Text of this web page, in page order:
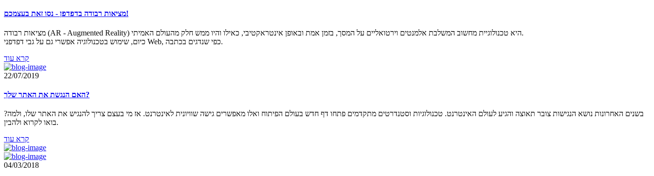
מציאות רבודה בדפדפן - נסו זאת בעצמכם!
מציאות רבודה (AR - Augmented Reality) היא טכנולוגיית מחשוב המשלבת אלמנטים וירטואליים על המסך, בזמן אמת ובאופן אינטראקטיבי, כאילו והיו ממש חלק מהעולם האמיתי.
כיום, שימוש בטכנולוגיה אפשרי גם על גבי דפדפני Web, כפי שנדגים בכתבה.
קרא עוד
22/07/2019
האם הנגשת את האתר שלך?
בשנים האחרונות נושא הנגישות צובר תאוצה והגיע לעולם האינטרנט. טכנולוגיות וסטנדרטים מתקדמים פתחו דף חדש בעולם הפיתוח ואלו מאפשרים גישה שוויונית לאינטרנט. אז מי בעצם צריך להנגיש את האתר שלו, ולמה?
בואו לקרוא ולהבין.
קרא עוד
04/03/2018